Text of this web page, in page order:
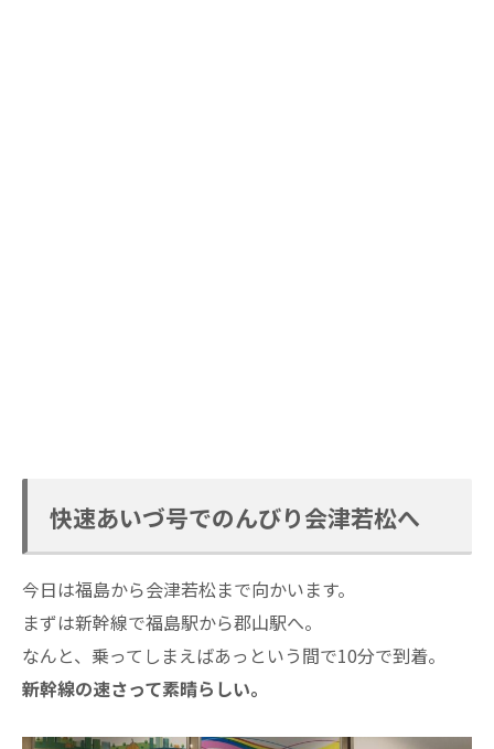
快速あいづ号でのんびり会津若松へ
今日は福島から会津若松まで向かいます。
まずは新幹線で福島駅から郡山駅へ。
なんと、乗ってしまえばあっという間で10分で到着。
新幹線の速さって素晴らしい。